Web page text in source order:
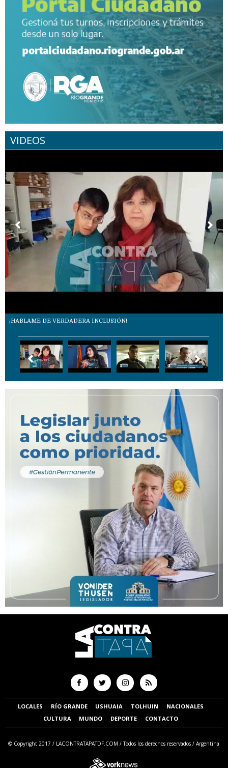
VIDEOS
¡HABLAME DE VERDADERA INCLUSIÓN!
LOCALES RÍO GRANDE USHUAIA TOLHUIN
NACIONALES
CULTURA
MUNDO DEPORTE CONTACTO
© Copyright 2017 / LACONTRATAPATDF.COM / Todos los derechos reservados / Argentina